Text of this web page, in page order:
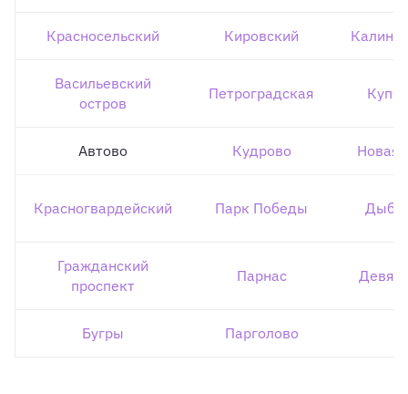
Красносельский Кировский
Васильевский
остров
Петроградская
Автово Кудрово Новая
Красногвардейский Парк Победы
Гражданский
проспект
Парнас
Бугры Парголово